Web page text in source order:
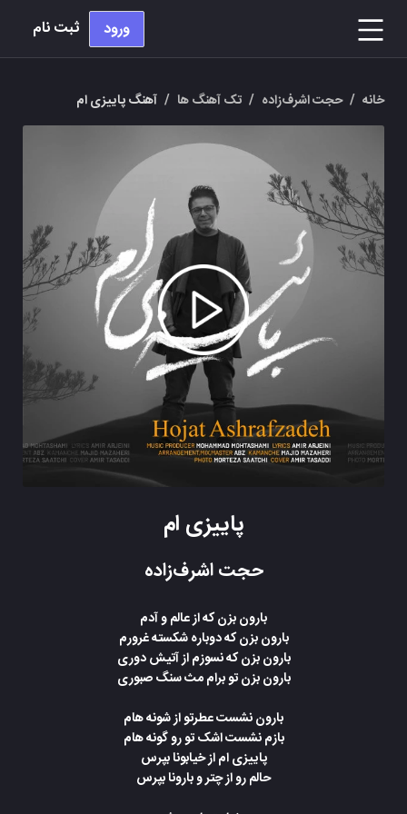
ورود ثبت نام
خانه / حجت اشرف‌زاده / تک آهنگ ها / آهنگ پاییزی ام
پاییزی ام
حجت اشرف‌زاده
بارون بزن که از عالم و آدم
بارون بزن که دوباره شکسته غرورم
بارون بزن که نسوزم از آتیش دوری
بارون بزن تو برام مث سنگ صبوری
بارون نشست عطرتو از شونه هام
بازم نشست اشک تو رو گونه هام
پاییزی ام از خیابونا بپرس
حالم رو از چتر و بارونا بپرس